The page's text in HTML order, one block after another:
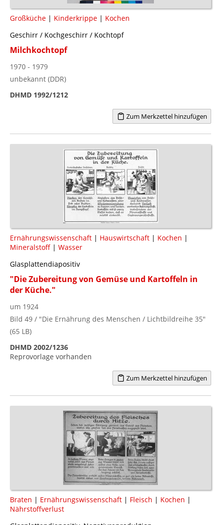
Großküche | Kinderkrippe | Kochen
Geschirr / Kochgeschirr / Kochtopf
Milchkochtopf
1970 - 1979
unbekannt (DDR)
DHMD 1992/1212
Zum Merkzettel hinzufügen
Ernährungswissenschaft | Hauswirtschaft | Kochen |
Mineralstoff | Wasser
Glasplattendiapositiv
"Die Zubereitung von Gemüse und Kartoffeln in
der Küche."
um 1924
Bild 49 / "Die Ernährung des Menschen / Lichtbildreihe 35"
(65 LB)
DHMD 2002/1236
Reprovorlage vorhanden
Zum Merkzettel hinzufügen
Braten | Ernährungswissenschaft | Fleisch | Kochen |
Nährstoffverlust